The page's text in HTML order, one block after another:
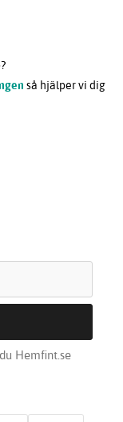
så hjälper vi dig
Hemfint.se